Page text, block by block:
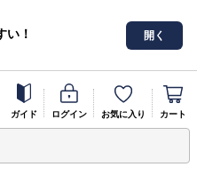
い！
開く
ガイド ログイン お気に入り カート